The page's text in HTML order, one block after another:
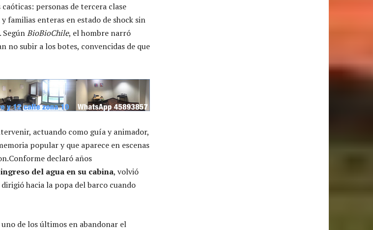
personas de tercera clase
familias enteras en estado de shock sin
SegúnBioBioChile, el hombre narró
no subir a los botes, convencidas de que
actuando como guía y animador,
popular y que aparece en escenas
declaró años
del agua en su cabina, volvió
hacia la popa del barco cuando
de los últimos en abandonar el